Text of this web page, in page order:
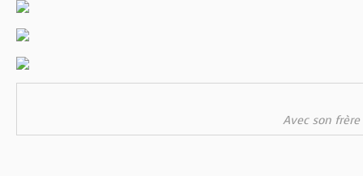
Avec son frère